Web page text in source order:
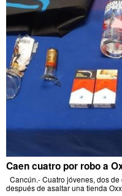
Caen cuatro por robo a
Cancún.- Cuatro jóvenes, dos
después de asaltar una tienda